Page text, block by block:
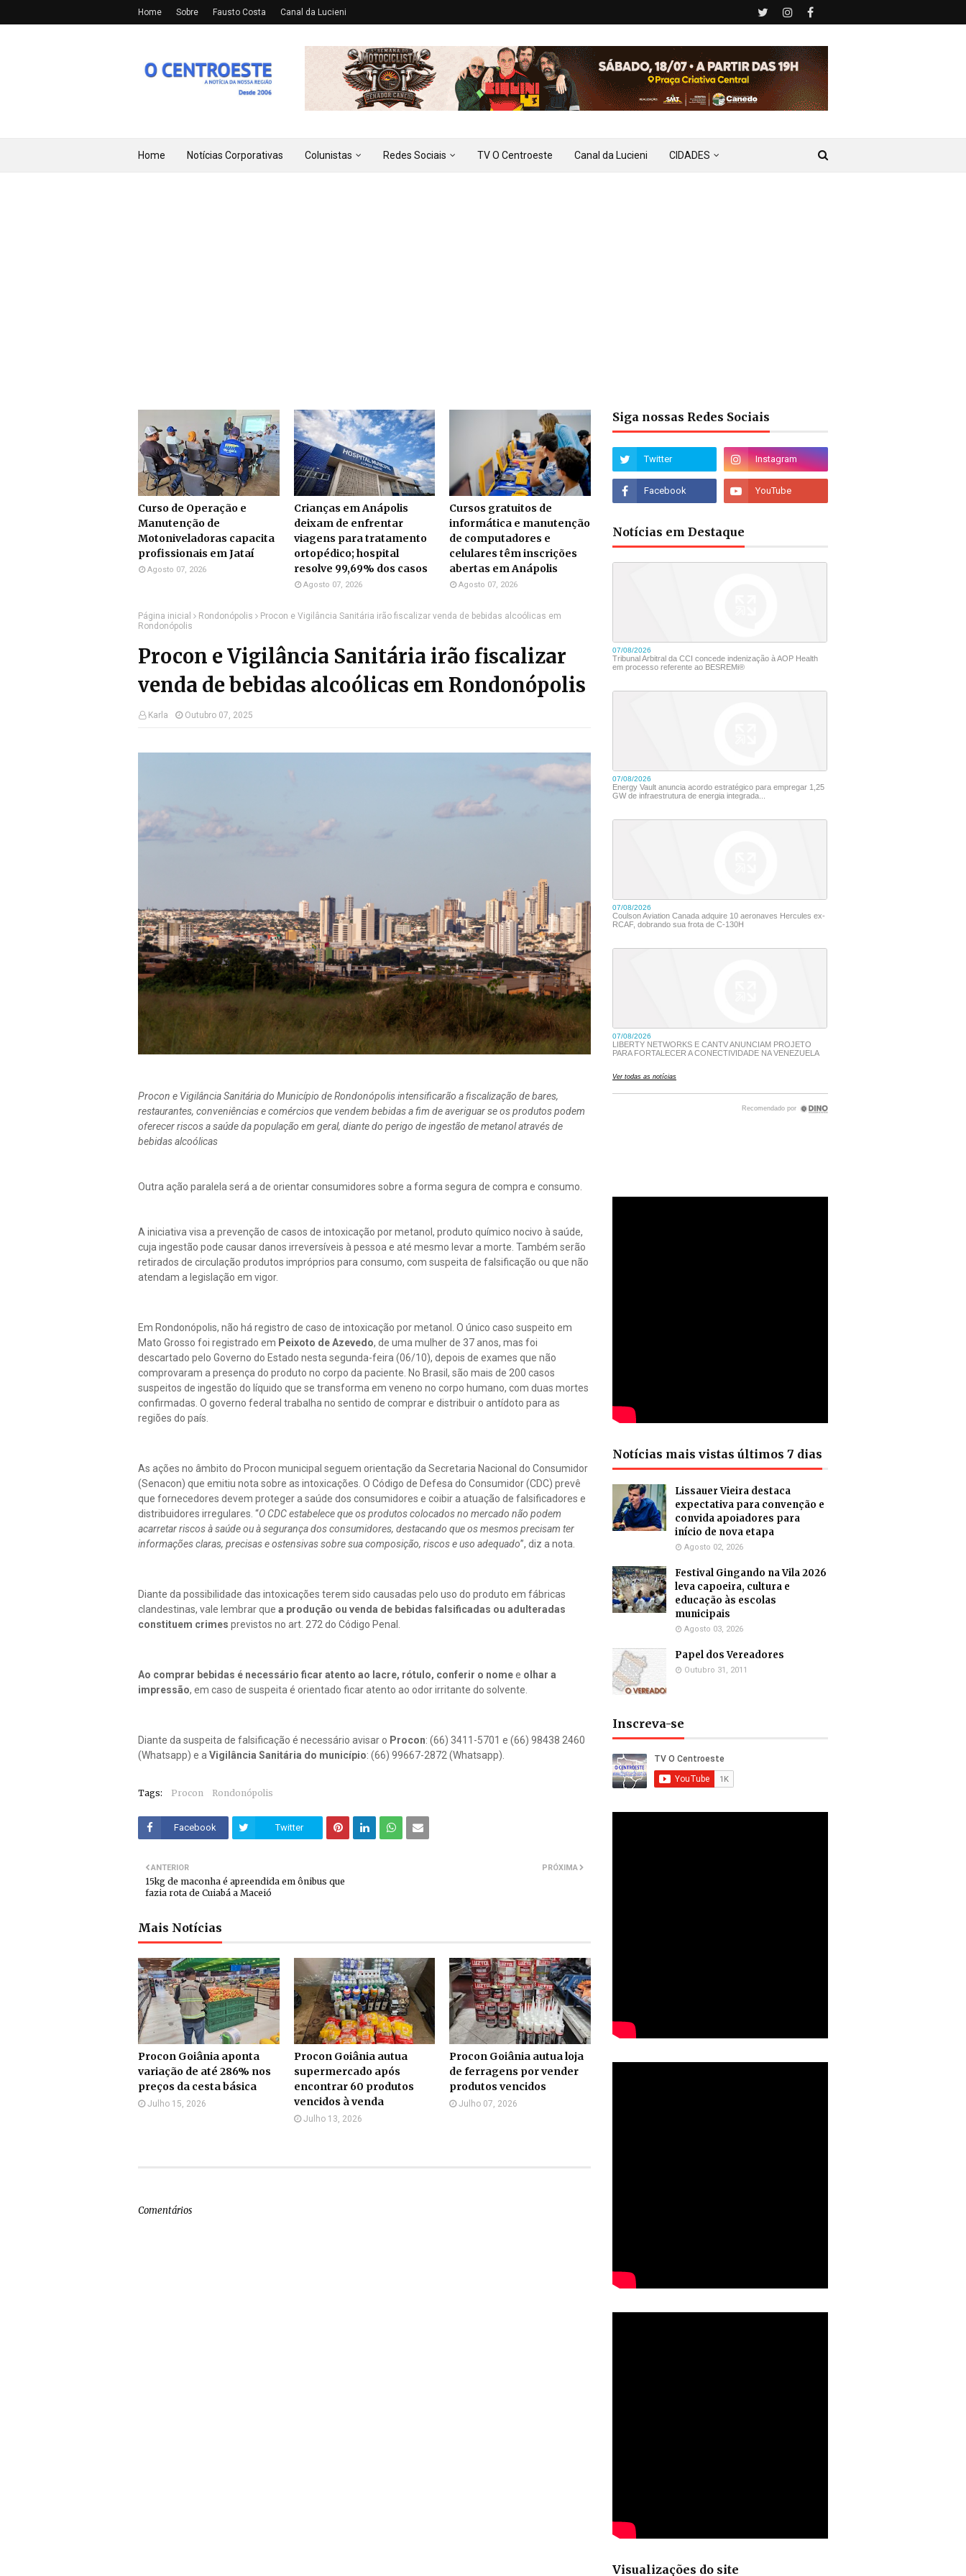
Home Sobre Fausto Costa Canal da Lucieni
Home Notícias Corporativas Colunistas Redes Sociais TV O Centroeste Canal da Lucieni CIDADES
Curso de Operação e
Manutenção de
Motoniveladoras capacita
profissionais em Jataí
Agosto 07, 2026
Crianças em Anápolis
deixam de enfrentar
viagens para tratamento
ortopédico; hospital
resolve 99,69% dos casos
Agosto 07, 2026
Cursos gratuitos de
informática e manutenção
de computadores e
celulares têm inscrições
abertas em Anápolis
Agosto 07, 2026
Página inicial Rondonópolis
Procon e Vigilância Sanitária irão fiscalizar venda de bebidas alcoólicas em
Rondonópolis
Procon e Vigilância Sanitária irão fiscalizar
venda de bebidas alcoólicas em Rondonópolis
Karla Outubro 07, 2025
Procon e Vigilância Sanitária do Município de Rondonópolis intensificarão a fiscalização de bares,
restaurantes, conveniências e comércios que vendem bebidas a fim de averiguar se os produtos podem
oferecer riscos a saúde da população em geral, diante do perigo de ingestão de metanol através de
bebidas alcoólicas
Outra ação paralela será a de orientar consumidores sobre a forma segura de compra e consumo.
A iniciativa visa a prevenção de casos de intoxicação por metanol, produto químico nocivo à saúde,
cuja ingestão pode causar danos irreversíveis à pessoa e até mesmo levar a morte. Também serão
retirados de circulação produtos impróprios para consumo, com suspeita de falsificação ou que não
atendam a legislação em vigor.
Em Rondonópolis, não há registro de caso de intoxicação por metanol. O único caso suspeito em
Mato Grosso foi registrado em Peixoto de Azevedo, de uma mulher de 37 anos, mas foi
descartado pelo Governo do Estado nesta segunda-feira (06/10), depois de exames que não
comprovaram a presença do produto no corpo da paciente. No Brasil, são mais de 200 casos
suspeitos de ingestão do líquido que se transforma em veneno no corpo humano, com duas mortes
confirmadas. O governo federal trabalha no sentido de comprar e distribuir o antídoto para as
regiões do país.
As ações no âmbito do Procon municipal seguem orientação da Secretaria Nacional do Consumidor
(Senacon) que emitiu nota sobre as intoxicações. O Código de Defesa do Consumidor (CDC) prevê
que fornecedores devem proteger a saúde dos consumidores e coibir a atuação de falsificadores e
distribuidores irregulares. “O CDC estabelece que os produtos colocados no mercado não podem
acarretar riscos à saúde ou à segurança dos consumidores, destacando que os mesmos precisam ter
informações claras, precisas e ostensivas sobre sua composição, riscos e uso adequado”, diz a nota.
Diante da possibilidade das intoxicações terem sido causadas pelo uso do produto em fábricas
clandestinas, vale lembrar que a produção ou venda de bebidas falsificadas ou adulteradas
constituem crimes previstos no art. 272 do Código Penal.
Ao comprar bebidas é necessário ficar atento ao lacre, rótulo, conferir o nomee olhar a
impressão, em caso de suspeita é orientado ficar atento ao odor irritante do solvente.
Diante da suspeita de falsificação é necessário avisar o Procon: (66) 3411-5701 e (66) 98438 2460
(Whatsapp) e a Vigilância Sanitária do município: (66) 99667-2872 (Whatsapp).
Tags: Procon Rondonópolis
Facebook Twitter
PRÓXIMA
ANTERIOR
15kg de maconha é apreendida em ônibus que
fazia rota de Cuiabá a Maceió
Mais Notícias
Procon Goiânia aponta
variação de até 286% nos
preços da cesta básica
Julho 15, 2026
Procon Goiânia autua
supermercado após
encontrar 60 produtos
vencidos à venda
Julho 13, 2026
Procon Goiânia autua loja
de ferragens por vender
produtos vencidos
Julho 07, 2026
Comentários
Siga nossas Redes Sociais
Notícias em Destaque
Notícias mais vistas últimos 7 dias
Lissauer Vieira destaca
expectativa para convenção e
convida apoiadores para
início de nova etapa
Agosto 02, 2026
Festival Gingando na Vila 2026
leva capoeira, cultura e
educação às escolas
municipais
Agosto 03, 2026
Papel dos Vereadores
Outubro 31, 2011
Inscreva-se
Visualizações do site